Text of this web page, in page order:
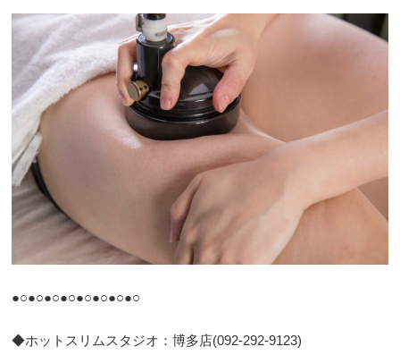
●○●○●○●○●○●○●○●○
◆ホットスリムスタジオ：博多店(092-292-9123)